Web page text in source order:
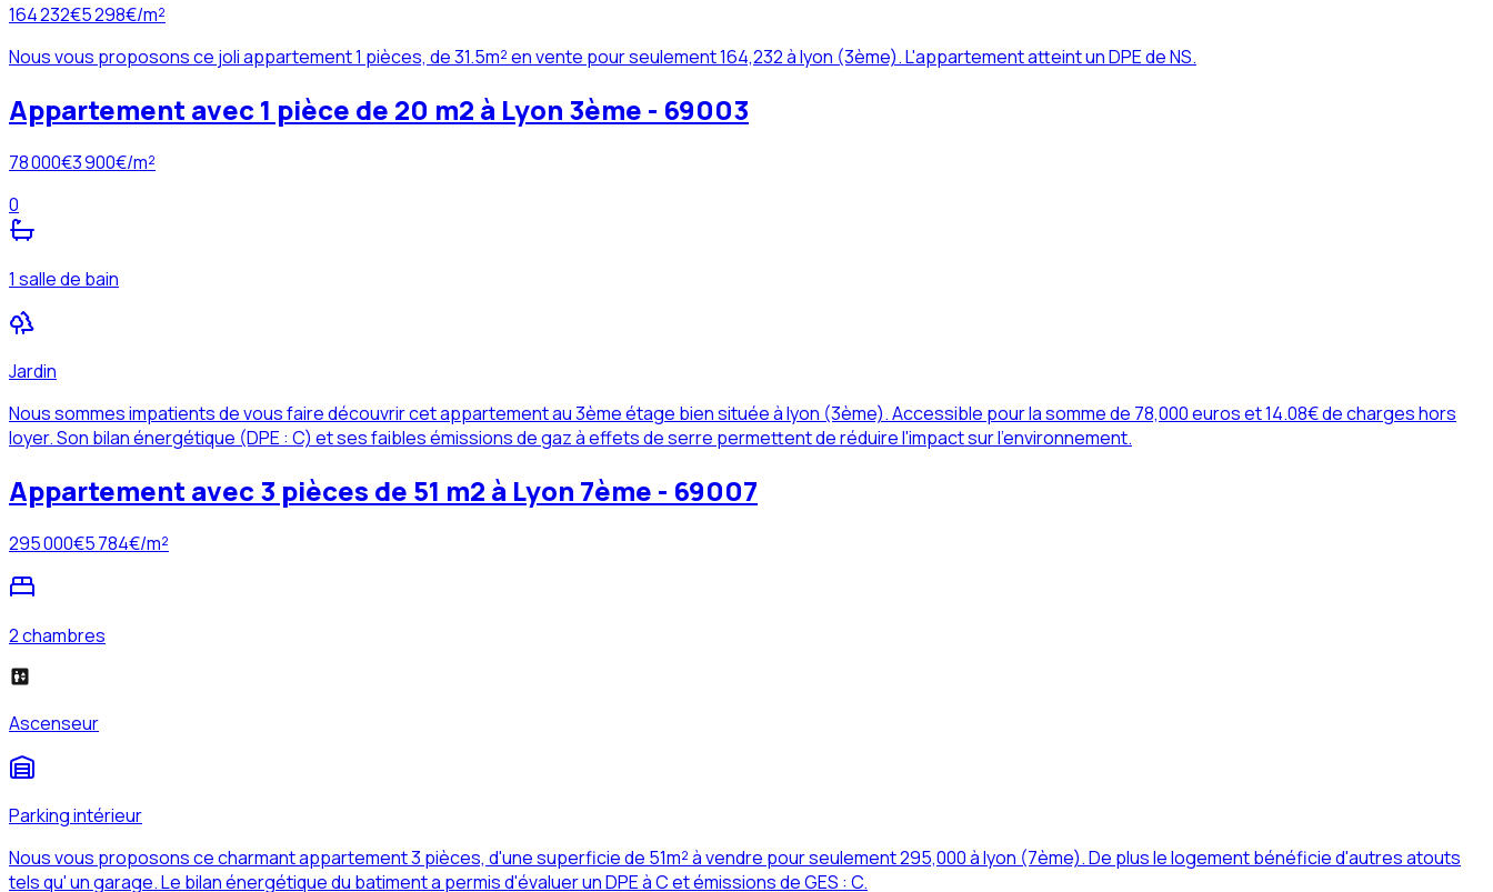
164 232€5 298€/m²
Nous vous proposons ce joli appartement 1 pièces, de 31.5m² en vente pour seulement 164,232 à lyon (3ème). L'appartement atteint un DPE de NS.
Appartement avec 1 pièce de 20 m2 à Lyon 3ème - 69003
78 000€3 900€/m²
0
1 salle de bain
Jardin
Nous sommes impatients de vous faire découvrir cet appartement au 3ème étage bien située à lyon (3ème). Accessible pour la somme de 78,000 euros et 14.08€ de charges hors
loyer. Son bilan énergétique (DPE : C) et ses faibles émissions de gaz à effets de serre permettent de réduire l'impact sur l'environnement.
Appartement avec 3 pièces de 51 m2 à Lyon 7ème - 69007
295 000€5 784€/m²
2 chambres
Ascenseur
Parking intérieur
Nous vous proposons ce charmant appartement 3 pièces, d'une superficie de 51m² à vendre pour seulement 295,000 à lyon (7ème). De plus le logement bénéficie d'autres atouts
tels qu' un garage. Le bilan énergétique du batiment a permis d'évaluer un DPE à C et émissions de GES : C.